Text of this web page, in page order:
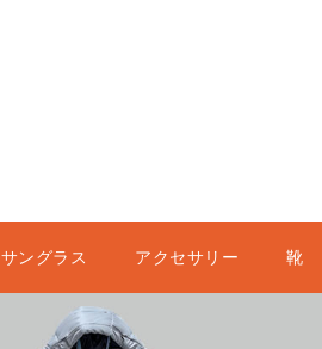
サングラス アクセサリー 靴